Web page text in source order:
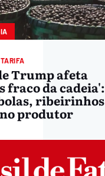
Trump afeta
fraco da cadeia':
ribeirinhos
produtor